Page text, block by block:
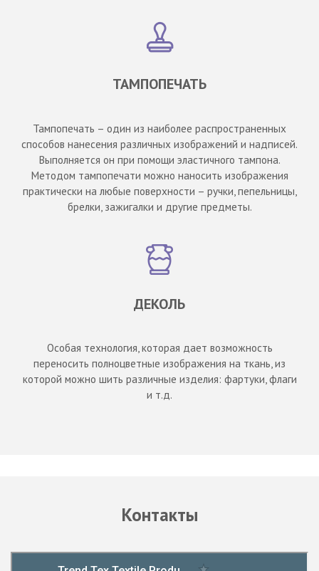
ТАМПОПЕЧАТЬ
Тампопечать – один из наиболее распространенных
способов нанесения различных изображений и надписей.
Выполняется он при помощи эластичного тампона.
Методом тампопечати можно наносить изображения
практически на любые поверхности – ручки, пепельницы,
брелки, зажигалки и другие предметы.
ДЕКОЛЬ
Особая технология, которая дает возможность
переносить полноцветные изображения на ткань, из
которой можно шить различные изделия: фартуки, флаги
и т.д.
Контакты